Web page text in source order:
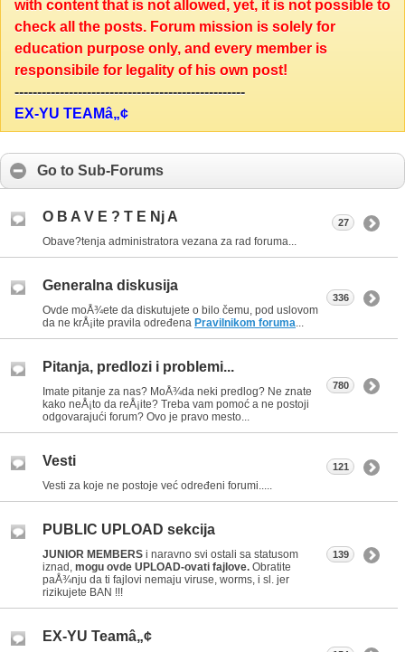
with content that is not allowed, yet, it is not possible to
check all the posts. Forum mission is solely for
education purpose only, and every member is
responsibile for legality of his own post!
---------------------------------------------------
EX-YU TEAMâ„¢
Go to Sub-Forums
O B A V E ? T E Nj A
Obave?tenja administratora vezana za rad foruma...
27
Generalna diskusija
Ovde moÅ¾ete da diskutujete o bilo čemu, pod uslovom
da ne krÅ¡ite pravila određena Pravilnikom foruma
336
Pitanja, predlozi i problemi...
Imate pitanje za nas? MoÅ¾da neki predlog? Ne znate
kako neÅ¡to da reÅ¡ite? Treba vam pomoć a ne postoji
odgovarajući forum? Ovo je pravo mesto...
780
Vesti
Vesti za koje ne postoje već određeni forumi.....
121
PUBLIC UPLOAD sekcija
JUNIOR MEMBERS i naravno svi ostali sa statusom
iznad, mogu ovde UPLOAD-ovati fajlove. Obratite
paÅ¾nju da ti fajlovi nemaju viruse, worms, i sl. jer
rizikujete BAN !!!
139
EX-YU Teamâ„¢